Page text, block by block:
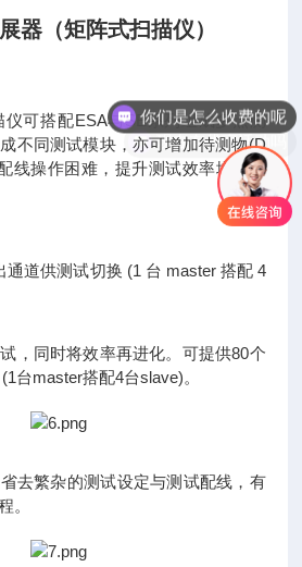
器（矩阵式扫描仪）
仪可搭配ESA与SE系列组成多点测
不同测试模块，亦可增加待测物(D
线操作困难，提升测试效率增加产
通道供测试切换 (1 台 master 搭配 4
，同时将效率再进化。可提供80个
台master搭配4台slave)。
去繁杂的测试设定与测试配线，有
。
现在有优惠活动吗